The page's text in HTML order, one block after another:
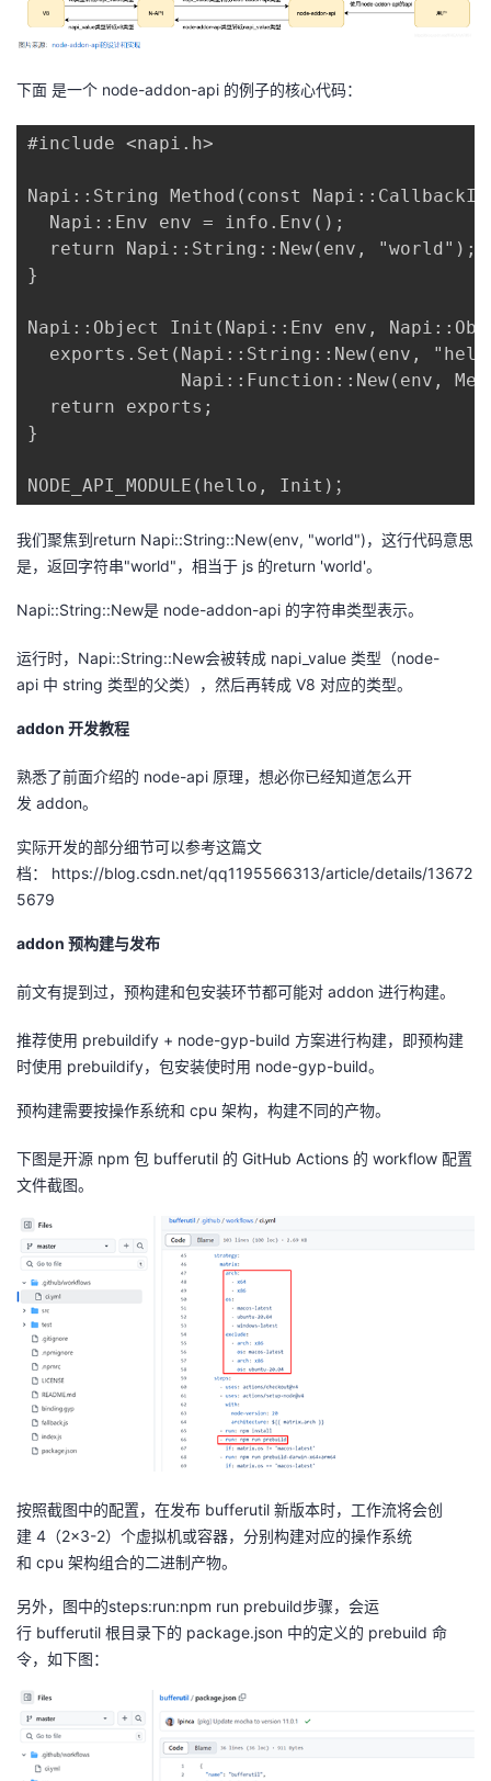
下面 是一个 node-addon-api 的例子的核心代码：
#include <napi.h>
Napi::String Method(const
  Napi::Env env = info.Env();
  return Napi::String::New(env, "world");
}
Napi::Object Init(Napi::Env env,
exports.Set(Napi::String::New(env,
Napi::Function::New(env,
  return exports;
}
NODE_API_MODULE(hello, Init)；
我们聚焦到return Napi::String::New(env, "world")，这行代码意思
是，返回字符串"world"，相当于 js 的return 'world'。
Napi::String::New是 node-addon-api 的字符串类型表示。
运行时， Napi::String::New会被转成 napi_value 类型（node-
api 中 string 类型的父类），然后再转成 V8 对应的类型。
addon 开发教程
熟悉了前面介绍的 node-api 原理，想必你已经知道怎么开
发 addon。
实际开发的部分细节可以参考这篇文
档：
https://blog.csdn.net/qq1195566313/article/details/13672
5679
addon 预构建与发布
前文有提到过，预构建和包安装环节都可能对 addon 进行构建。
推荐使用 prebuildify + node-gyp-build 方案进行构建，即预构建
时使用 prebuildify，包安装使时用 node-gyp-build。
预构建需要按操作系统和 cpu 架构，构建不同的产物。
下图是开源 npm 包 bufferutil 的 GitHub Actions 的 workflow 配置
文件截图。
按照截图中的配置，在发布 bufferutil 新版本时，工作流将会创
建 4 （2×3-2）个虚拟机或容器，分别构建对应的操作系统
和 cpu 架构组合的二进制产物。
另外，图中的steps:run:npm run prebuild步骤，会运
行 bufferutil 根目录下的 package.json 中的定义的 prebuild 命
令，如下图：